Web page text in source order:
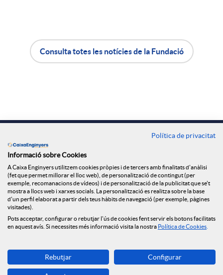
a
r
t
i
l
i
c
a
c
t
ó
n
n
o
Consulta totes les notícies de la Fundació
Troba'ns a
Blog
Descarrega-la ara
Banca MOBILE
Política de privacitat
Informació sobre Cookies
A Caixa Enginyers utilitzem cookies pròpies i de tercers amb finalitats d'anàlisi
(fet que permet millorar el lloc web), de personalització de contingut (per
exemple, recomanacions de vídeos) i de personalització de la publicitat que se't
mostra a llocs web i xarxes socials. La personalització es realitza sobre la base
d'un perfil elaborat a partir dels teus hàbits de navegació (per exemple, pàgines
visitades).
Pots acceptar, configurar o rebutjar l'ús de cookies fent servir els botons facilitats
en aquest avís. Si necessites més informació visita la nostra Política de Cookies
Rebutjar Configurar